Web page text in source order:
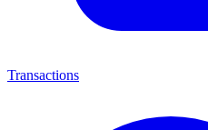
Transactions